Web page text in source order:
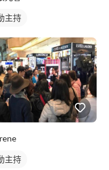
、酒堡異站、The Scope
朋喜來登大飯店、悠默饗
城日月光廣場、無名
館、湛藍小館
主持
主持